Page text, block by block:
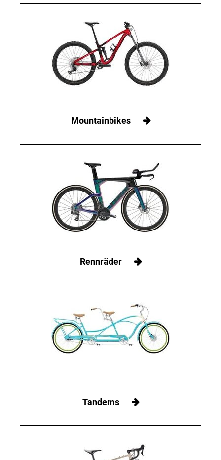
Mountainbikes
Rennräder
Tandems